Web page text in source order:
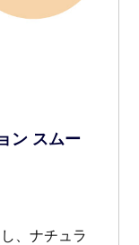
ン スムー
、ナチュラ